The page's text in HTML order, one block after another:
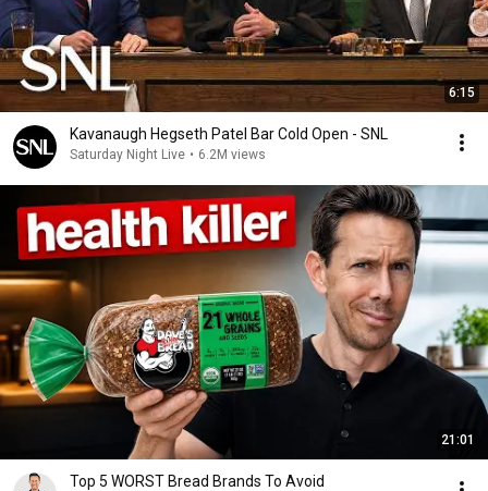
6:15
Kavanaugh Hegseth Patel Bar Cold Open - SNL
Saturday Night Live • 6.2M views
21:01
Top 5 WORST Bread Brands To Avoid